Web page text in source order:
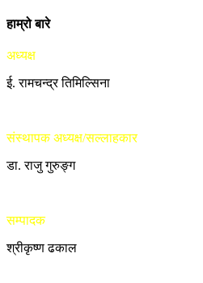
हाम्रो बारे
अध्यक्ष
ई. रामचन्द्र तिमिल्सिना
संस्थापक अध्यक्ष/सल्लाहकार
डा. राजु गुरुङ्ग
सम्पादक
श्रीकृष्ण ढकाल